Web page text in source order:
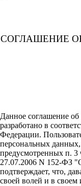
СОГЛАШЕНИЕ
Данное соглашение
разработано в
Федерации.
персональных
предусмотренных п. 3
27.07.2006 N 152-ФЗ
подтверждает, что,
своей волей и в своем